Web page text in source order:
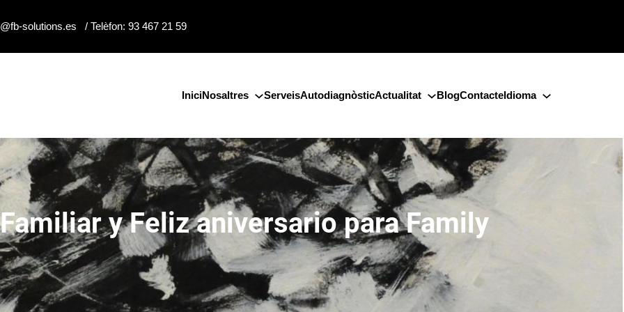
solutions.es / Telèfon: 93 467 21 59
IniciNosaltres ServeisAutodiagnòsticActualitat BlogContacteIdioma
y Feliz aniversario para Family